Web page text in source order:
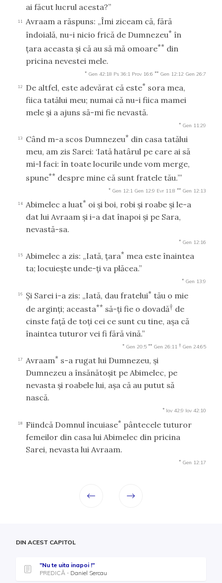
ai făcut lucrul acesta?”
11
Avraam a răspuns: „Îmi ziceam că, fără
îndoială, nu-i nicio frică de Dumnezeu* în
ţara aceasta şi că au să mă omoare** din
pricina nevestei mele.
* Gen 42:18 Ps 36:1 Prov 16:6 ** Gen 12:12 Gen 26:7
12 De altfel, este adevărat că este* sora mea,
fiica tatălui meu; numai că nu-i fiica mamei
mele şi a ajuns să-mi fie nevastă.
* Gen 11:29
13 Când m-a scos Dumnezeu* din casa tatălui
meu, am zis Sarei: ‘Iată hatârul pe care ai să
mi-l faci: în toate locurile unde vom merge,
spune** despre mine că sunt fratele tău.’”
* Gen 12:1 Gen 12:9 Evr 11:8 ** Gen 12:13
14 Abimelec a luat* oi şi boi, robi şi roabe şi le-a
dat lui Avraam şi i-a dat înapoi şi pe Sara,
nevastă-sa.
* Gen 12:16
15 Abimelec a zis: „Iată, ţara* mea este înaintea
ta; locuieşte unde-ţi va plăcea.”
* Gen 13:9
16 Şi Sarei i-a zis: „Iată, dau fratelui* tău o mie
de arginţi; aceasta** să-ţi fie o dovadă† de
cinste faţă de toţi cei ce sunt cu tine, aşa că
înaintea tuturor vei fi fără vină.”
* Gen 20:5 ** Gen 26:11 † Gen 24:65
17 Avraam* s-a rugat lui Dumnezeu, şi
Dumnezeu a însănătoşit pe Abimelec, pe
nevasta şi roabele lui, aşa că au putut să
nască.
* Iov 42:9 Iov 42:10
18 Fiindcă Domnul încuiase* pântecele tuturor
femeilor din casa lui Abimelec din pricina
Sarei, nevasta lui Avraam.
* Gen 12:17
DIN ACEST CAPITOL
"Nu te uita inapoi !"
PREDICĂ
Daniel Sercau